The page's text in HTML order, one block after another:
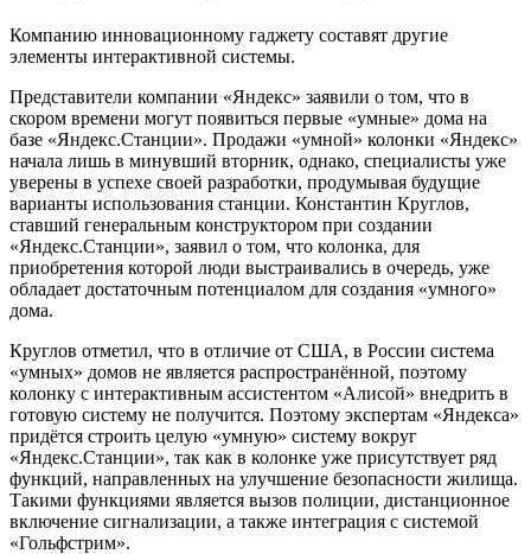
Компанию инновационному гаджету составят другие
элементы интерактивной системы.
Представители компании «Яндекс» заявили о том, что в
скором времени могут появиться первые «умные» дома на
базе «Яндекс.Станции». Продажи «умной» колонки «Яндекс»
начала лишь в минувший вторник, однако, специалисты уже
уверены в успехе своей разработки, продумывая будущие
варианты использования станции. Константин Круглов,
ставший генеральным конструктором при создании
«Яндекс.Станции», заявил о том, что колонка, для
приобретения которой люди выстраивались в очередь, уже
обладает достаточным потенциалом для создания «умного»
дома.
Круглов отметил, что в отличие от США, в России система
«умных» домов не является распространённой, поэтому
колонку с интерактивным ассистентом «Алисой» внедрить в
готовую систему не получится. Поэтому экспертам «Яндекса»
придётся строить целую «умную» систему вокруг
«Яндекс.Станции», так как в колонке уже присутствует ряд
функций, направленных на улучшение безопасности жилища.
Такими функциями является вызов полиции, дистанционное
включение сигнализации, а также интеграция с системой
«Гольфстрим».